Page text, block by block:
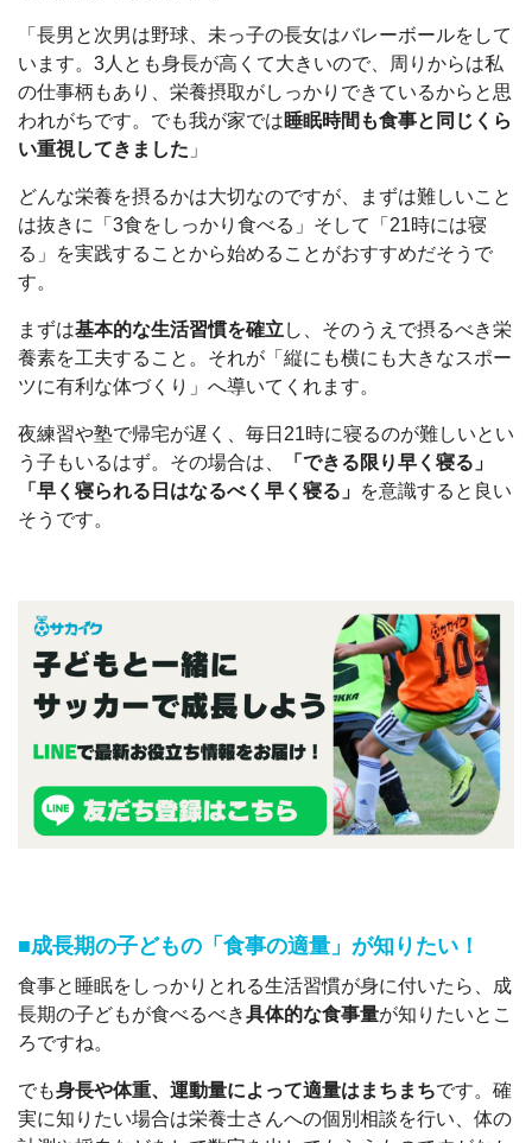
「長男と次男は野球、未っ子の長女はバレーボールをして
います。3人とも身長が高くて大きいので、周りからは私
の仕事柄もあり、栄養摂取がしっかりできているからと思
われがちです。でも我が家では睡眠時間も食事と同じくら
い重視してきました 」
どんな栄養を摂るかは大切なのですが、まずは難しいこと
は抜きに「3食をしっかり食べる」そして「21時には寝
る」を実践することから始めることがおすすめだそうで
す。
まずは基本的な生活習慣を確立し、そのうえで摂るべき栄
養素を工夫すること。それが「縦にも横にも大きなスポー
ツに有利な体づくり」へ導いてくれます。
夜練習や塾で帰宅が遅く、毎日21時に寝るのが難しいとい
う子もいるはず。その場合は、
「できる限り早く寝る」
「早く寝られる日はなるべく早く寝る」 を意識すると良い
そうです。
■成長期の子どもの「食事の適量」が知りたい！
食事と睡眠をしっかりとれる生活習慣が身に付いたら、成
長期の子どもが食べるべき具体的な食事量が知りたいとこ
ろですね。
でも身長や体重、運動量によって適量はまちまちです。確
実に知りたい場合は栄養士さんへの個別相談を行い、体の